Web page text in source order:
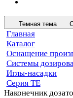
Темная тема
Главная
Каталог
Оснащение
Системы
Иглы-насадки
Серия TE
Наконечник